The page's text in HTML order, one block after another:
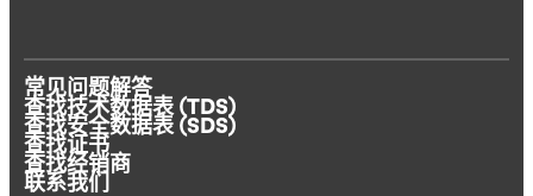
常见问题解答
查找技术数据表 (TDS)
查找安全数据表 (SDS)
查找证书
查找经销商
联系我们